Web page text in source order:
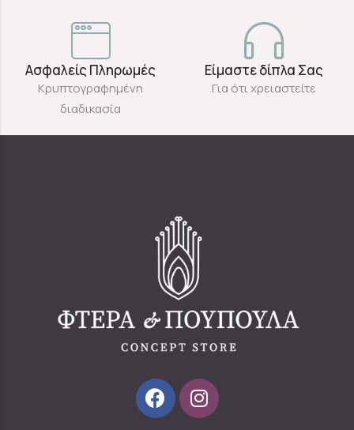
Ασφαλείς Πληρωμές
Κρυπτογραφημένη
διαδικασία
Είμαστε δίπλα Σας
Για ότι χρειαστείτε